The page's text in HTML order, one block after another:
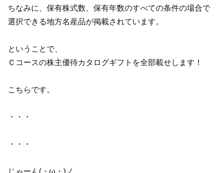
ちなみに、保有株式数、保有年数のすべての条件の場合で
選択できる地方名産品が掲載されています。
ということで、
Ｃコースの株主優待カタログギフトを全部載せします！
こちらです。
・・・
・・・
じゃーん(・ω・)ノ